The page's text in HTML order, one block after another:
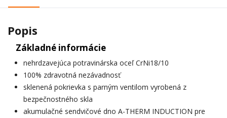
Popis
Základné informácie
nehrdzavejúca potravinárska oceľ CrNi18/10
100% zdravotná nezávadnosť
sklenená pokrievka s parným ventilom vyrobená z
bezpečnostného skla
akumulačné sendvičové dno A-THERM INDUCTION pre